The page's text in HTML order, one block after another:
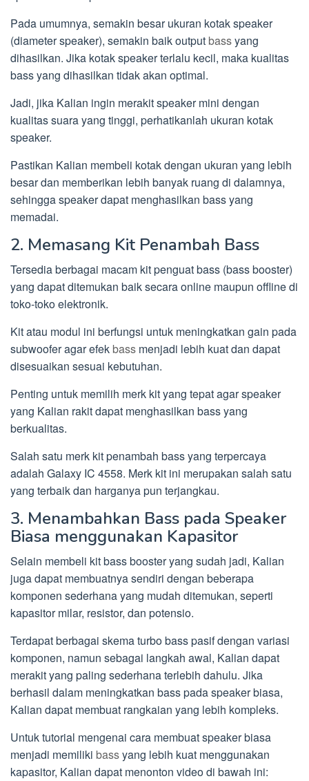
Pada umumnya, semakin besar ukuran kotak speaker
(diameter speaker), semakin baik output bassyang
dihasilkan. Jika kotak speaker terlalu kecil, maka kualitas
bass yang dihasilkan tidak akan optimal.
Jadi, jika Kalian ingin merakit speaker mini dengan
kualitas suara yang tinggi, perhatikanlah ukuran kotak
speaker.
Pastikan Kalian membeli kotak dengan ukuran yang lebih
besar dan memberikan lebih banyak ruang di dalamnya,
sehingga speaker dapat menghasilkan bass yang
memadai.
2. Memasang Kit Penambah Bass
Tersedia berbagai macam kit penguat bass (bass booster)
yang dapat ditemukan baik secara online maupun offline di
toko-toko elektronik.
Kit atau modul ini berfungsi untuk meningkatkan gain pada
subwoofer agar efek bass menjadi lebih kuat dan dapat
disesuaikan sesuai kebutuhan.
Penting untuk memilih merk kit yang tepat agar speaker
yang Kalian rakit dapat menghasilkan bass yang
berkualitas.
Salah satu merk kit penambah bass yang terpercaya
adalah Galaxy IC 4558. Merk kit ini merupakan salah satu
yang terbaik dan harganya pun terjangkau.
3. Menambahkan Bass pada Speaker
Biasa menggunakan Kapasitor
Selain membeli kit bass booster yang sudah jadi, Kalian
juga dapat membuatnya sendiri dengan beberapa
komponen sederhana yang mudah ditemukan, seperti
kapasitor milar, resistor, dan potensio.
Terdapat berbagai skema turbo bass pasif dengan variasi
komponen, namun sebagai langkah awal, Kalian dapat
merakit yang paling sederhana terlebih dahulu. Jika
berhasil dalam meningkatkan bass pada speaker biasa,
Kalian dapat membuat rangkaian yang lebih kompleks.
Untuk tutorial mengenai cara membuat speaker biasa
menjadi memiliki bassyang lebih kuat menggunakan
kapasitor, Kalian dapat menonton video di bawah ini: